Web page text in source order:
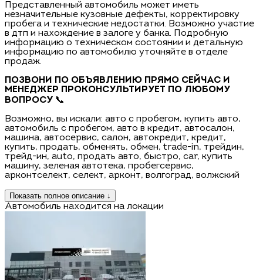
Представленный автомобиль может иметь
незначительные кузовные дефекты, корректировку
пробега и технические недостатки. Возможно участие
в дтп и нахождение в залоге у банка. Подробную
информацию о техническом состоянии и детальную
информацию по автомобилю уточняйте в отделе
продаж.
ПОЗВОНИ ПО ОБЪЯВЛЕНИЮ ПРЯМО СЕЙЧАС И
МЕНЕДЖЕР ПРОКОНСУЛЬТИРУЕТ ПО ЛЮБОМУ
ВОПРОСУ 📞
Возможно, вы искали: авто с пробегом, купить авто,
автомобиль с пробегом, авто в кредит, автосалон,
машина, автосервис, салон, автокредит, кредит,
купить, продать, обменять, обмен, trаdе-in, трейдин,
трейд-ин, аutо, продать авто, быстро, саr, купить
машину, зеленая автотека, пробегсервис,
арконтселект, селект, арконт, волгоград, волжский
Показать полное описание ↓
Автомобиль находится на локации